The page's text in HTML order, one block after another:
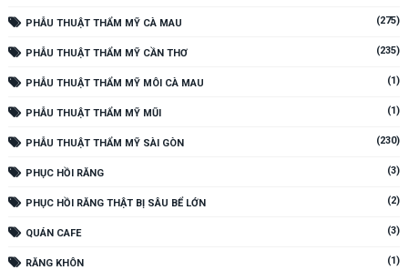
PHẪU THUẬT THẨM MỸ CÀ MAU (275)
PHẪU THUẬT THẨM MỸ CẦN THƠ (235)
PHẪU THUẬT THẨM MỸ MÔI CÀ MAU (1)
PHẪU THUẬT THẨM MỸ MŨI (1)
PHẪU THUẬT THẨM MỸ SÀI GÒN (230)
PHỤC HỒI RĂNG (3)
PHỤC HỒI RĂNG THẬT BỊ SÂU BỂ LỚN (2)
QUÁN CAFE (3)
RĂNG KHÔN (1)